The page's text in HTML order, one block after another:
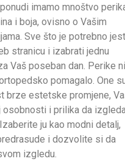
imamo mnoštvo
i boja, ovisno o Vašim
Sve što je potrebno
stranicu i izabrati jednu
Vaš poseban dan. Perike
pomagalo. One
brze estetske promjene,
osobnosti i prilika da
ju kao modni detalj,
i dozvolite si da
izgledu.